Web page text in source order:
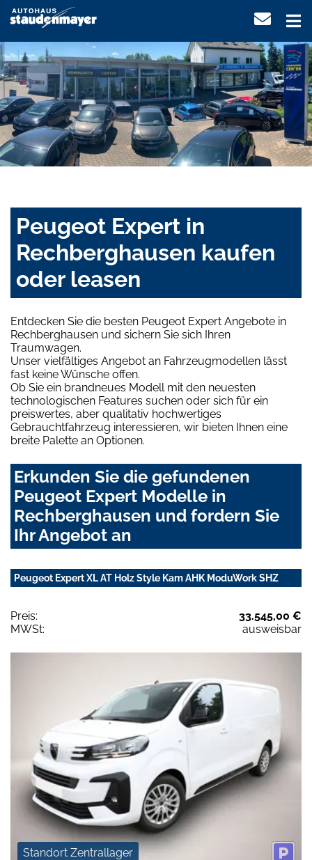
Peugeot Expert in
Rechberghausen kaufen
oder leasen
Entdecken Sie die besten Peugeot Expert Angebote in
Rechberghausen und sichern Sie sich Ihren
Traumwagen.
Unser vielfältiges Angebot an Fahrzeugmodellen lässt
fast keine Wünsche offen.
Ob Sie ein brandneues Modell mit den neuesten
technologischen Features suchen oder sich für ein
preiswertes, aber qualitativ hochwertiges
Gebrauchtfahrzeug interessieren, wir bieten Ihnen eine
breite Palette an Optionen.
Erkunden Sie die gefundenen
Peugeot Expert Modelle in
Rechberghausen und fordern Sie
Ihr Angebot an
Peugeot Expert XL AT Holz Style Kam AHK ModuWork SHZ
Preis:
33.545,00 €
MWSt:
ausweisbar
Standort Zentrallager